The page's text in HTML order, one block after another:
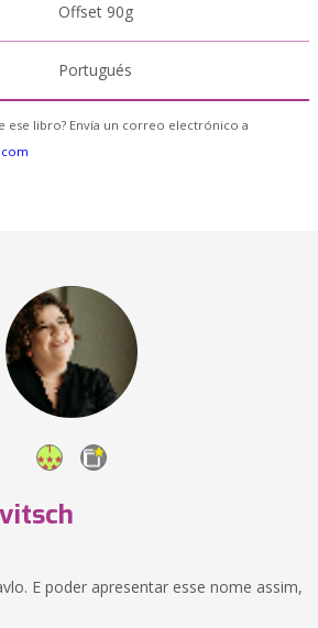
Offset 90g
Portugués
ese libro? Envía un correo electrónico a
E poder apresentar esse nome assim,